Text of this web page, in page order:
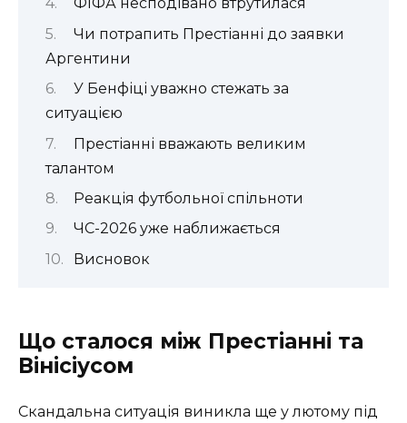
ФІФА несподівано втрутилася
Чи потрапить Престіанні до заявки
Аргентини
У Бенфіці уважно стежать за
ситуацією
Престіанні вважають великим
талантом
Реакція футбольної спільноти
ЧС-2026 уже наближається
Висновок
Що сталося між Престіанні та
Вінісіусом
Скандальна ситуація виникла ще у лютому під